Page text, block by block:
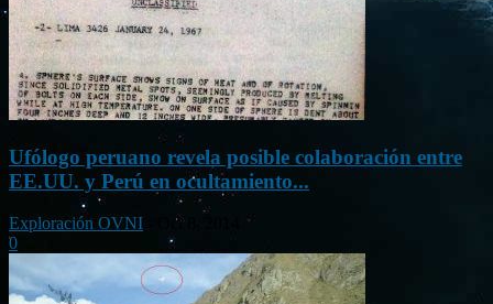
Ufólogo peruano revela posible colaboración entre
EE.UU. y Perú en ocultamiento...
Exploración OVNI
Oct 8, 2014
0